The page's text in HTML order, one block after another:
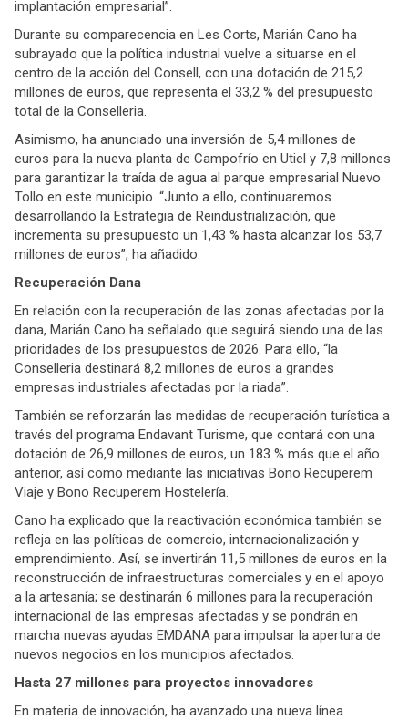
implantación empresarial”.
Durante su comparecencia en Les Corts, Marián Cano ha
subrayado que la política industrial vuelve a situarse en el
centro de la acción del Consell, con una dotación de 215,2
millones de euros, que representa el 33,2 % del presupuesto
total de la Conselleria.
Asimismo, ha anunciado una inversión de 5,4 millones de
euros para la nueva planta de Campofrío en Utiel y 7,8 millones
para garantizar la traída de agua al parque empresarial Nuevo
Tollo en este municipio. “Junto a ello, continuaremos
desarrollando la Estrategia de Reindustrialización, que
incrementa su presupuesto un 1,43 % hasta alcanzar los 53,7
millones de euros”, ha añadido.
Recuperación Dana
En relación con la recuperación de las zonas afectadas por la
dana, Marián Cano ha señalado que seguirá siendo una de las
prioridades de los presupuestos de 2026. Para ello, “la
Conselleria destinará 8,2 millones de euros a grandes
empresas industriales afectadas por la riada”.
También se reforzarán las medidas de recuperación turística a
través del programa Endavant Turisme, que contará con una
dotación de 26,9 millones de euros, un 183 % más que el año
anterior, así como mediante las iniciativas Bono Recuperem
Viaje y Bono Recuperem Hostelería.
Cano ha explicado que la reactivación económica también se
refleja en las políticas de comercio, internacionalización y
emprendimiento. Así, se invertirán 11,5 millones de euros en la
reconstrucción de infraestructuras comerciales y en el apoyo
a la artesanía; se destinarán 6 millones para la recuperación
internacional de las empresas afectadas y se pondrán en
marcha nuevas ayudas EMDANA para impulsar la apertura de
nuevos negocios en los municipios afectados.
Hasta 27 millones para proyectos innovadores
En materia de innovación, ha avanzado una nueva línea